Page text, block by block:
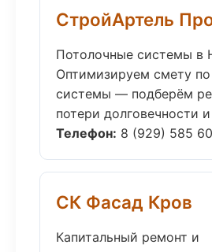
СтройАртель
Потолочные системы в
Оптимизируем смету
системы — подберём
потери долговечности
Телефон: 8 (929) 585
СК Фасад Кров
Капитальный ремонт и